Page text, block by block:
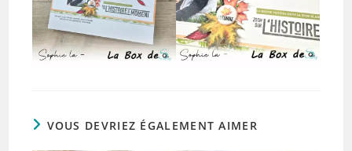
VOUS DEVRIEZ ÉGALEMENT AIMER